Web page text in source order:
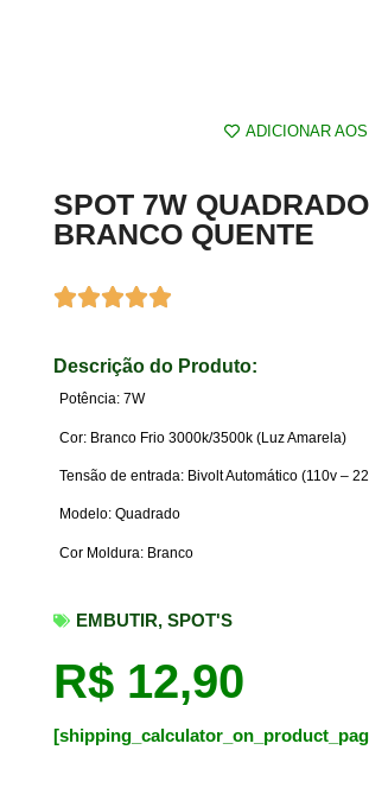
ADICIONAR
SPOT 7W QUADRADO
BRANCO QUENTE
Descrição do Produto:
Potência: 7W
Cor: Branco Frio 3000k/3500k (Luz Amarela)
Tensão de entrada: Bivolt Automático (110v –
Modelo: Quadrado
Cor Moldura: Branco
EMBUTIR, SPOT'S
R$ 12,90